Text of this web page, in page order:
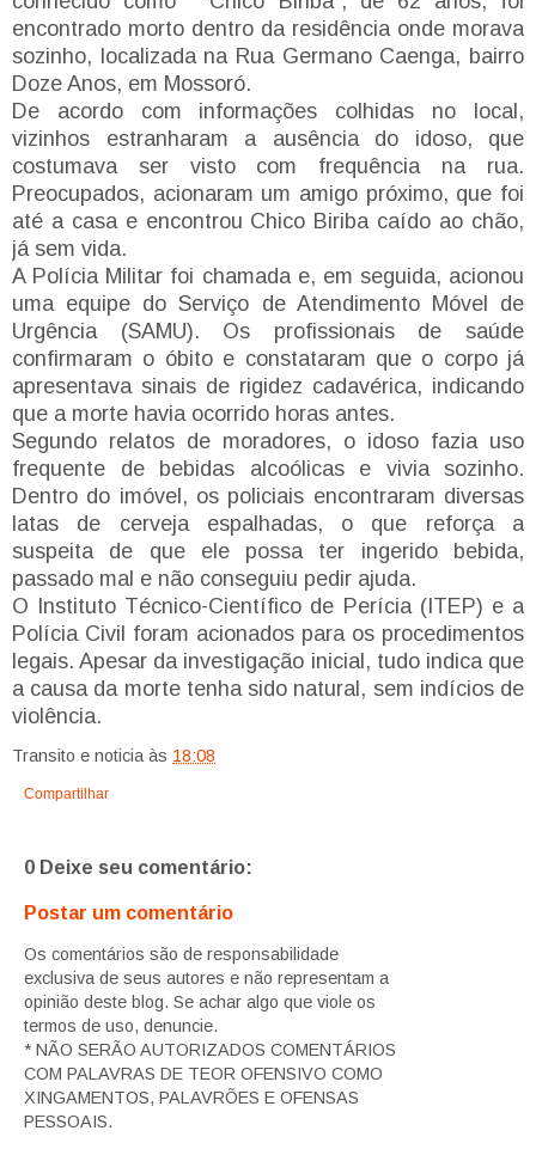
encontrado morto dentro da residência onde morava
sozinho, localizada na Rua Germano Caenga, bairro
Doze Anos, em Mossoró.
De acordo com informações colhidas no local,
vizinhos estranharam a ausência do idoso, que
costumava ser visto com frequência na rua.
Preocupados, acionaram um amigo próximo, que foi
até a casa e encontrou Chico Biriba caído ao chão,
já sem vida.
A Polícia Militar foi chamada e, em seguida, acionou
uma equipe do Serviço de Atendimento Móvel de
Urgência (SAMU). Os profissionais de saúde
confirmaram o óbito e constataram que o corpo já
apresentava sinais de rigidez cadavérica, indicando
que a morte havia ocorrido horas antes.
Segundo relatos de moradores, o idoso fazia uso
frequente de bebidas alcoólicas e vivia sozinho.
Dentro do imóvel, os policiais encontraram diversas
latas de cerveja espalhadas, o que reforça a
suspeita de que ele possa ter ingerido bebida,
passado mal e não conseguiu pedir ajuda.
O Instituto Técnico-Científico de Perícia (ITEP) e a
Polícia Civil foram acionados para os procedimentos
legais. Apesar da investigação inicial, tudo indica que
a causa da morte tenha sido natural, sem indícios de
violência.
Transito e noticia às 18:08
Compartilhar
0 Deixe seu comentário:
Postar um comentário
Os comentários são de responsabilidade
exclusiva de seus autores e não representam a
opinião deste blog. Se achar algo que viole os
termos de uso, denuncie.
* NÃO SERÃO AUTORIZADOS COMENTÁRIOS
COM PALAVRAS DE TEOR OFENSIVO COMO
XINGAMENTOS, PALAVRÕES E OFENSAS
PESSOAIS.